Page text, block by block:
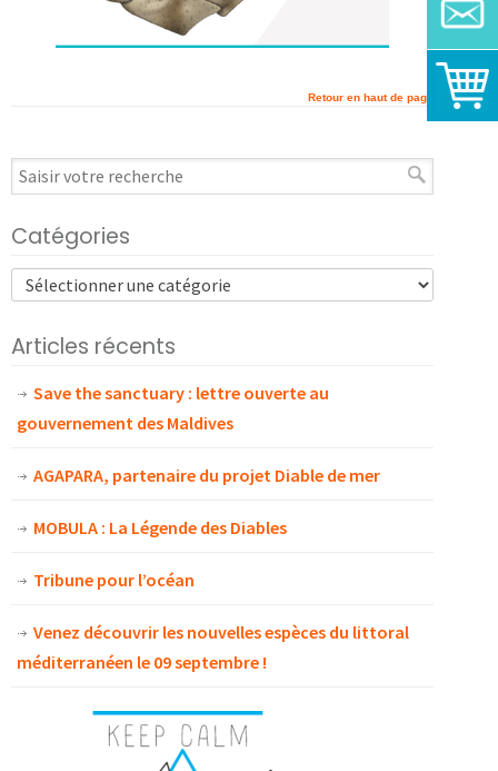
Retour en haut de page
Catégories
Articles récents
Save the sanctuary : lettre ouverte au
gouvernement des Maldives
AGAPARA, partenaire du projet Diable de mer
MOBULA : La Légende des Diables
Tribune pour l’océan
Venez découvrir les nouvelles espèces du littoral
méditerranéen le 09 septembre !